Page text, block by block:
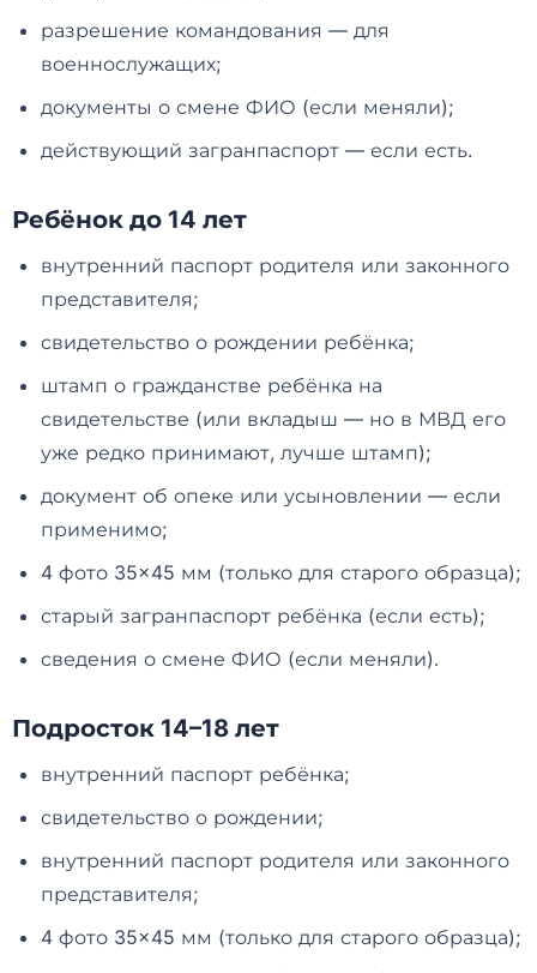
разрешение командования — для
военнослужащих;
документы о смене ФИО (если меняли);
действующий загранпаспорт — если есть.
Ребёнок до 14 лет
внутренний паспорт родителя или законного
представителя;
свидетельство о рождении ребёнка;
штамп о гражданстве ребёнка на
свидетельстве (или вкладыш — но в МВД его
уже редко принимают, лучше штамп);
документ об опеке или усыновлении — если
применимо;
4 фото 35×45 мм (только для старого образца);
старый загранпаспорт ребёнка (если есть);
сведения о смене ФИО (если меняли).
Подросток 14–18 лет
внутренний паспорт ребёнка;
свидетельство о рождении;
внутренний паспорт родителя или законного
представителя;
4 фото 35×45 мм (только для старого образца);